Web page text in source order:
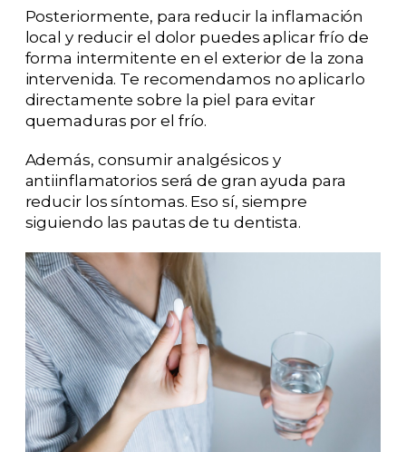
Posteriormente, para reducir la inflamación
local y reducir el dolor puedes aplicar frío de
forma intermitente en el exterior de la zona
intervenida. Te recomendamos no aplicarlo
directamente sobre la piel para evitar
quemaduras por el frío.
Además, consumir analgésicos y
antiinflamatorios será de gran ayuda para
reducir los síntomas. Eso sí, siempre
siguiendo las pautas de tu dentista.